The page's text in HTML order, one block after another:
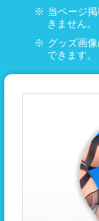
当ページ
きません。
グッズ画
できます。